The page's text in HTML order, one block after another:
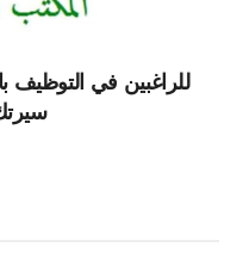
للراغبين في